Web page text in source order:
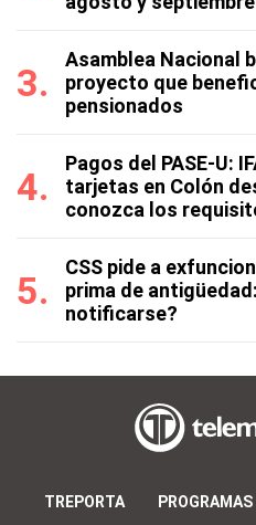
Asamblea Nacional
proyecto que
pensionados
Pagos del PASE-U:
tarjetas en Colón
conozca los
CSS pide a
prima de
notificarse?
TREPORTA PROGRAMAS